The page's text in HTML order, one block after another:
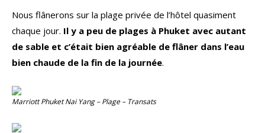
Nous flânerons sur la plage privée de l’hôtel quasiment
chaque jour. Il y a peu de plages à Phuket avec autant
de sable et c’était bien agréable de flâner dans l’eau
bien chaude de la fin de la journée.
Marriott Phuket Nai Yang – Plage – Transats